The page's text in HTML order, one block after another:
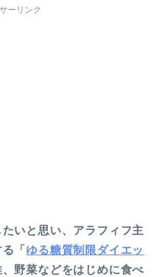
ーリンク
いと思い、アラフィフ主
「 ゆる糖質制限ダイエッ
、野菜などをはじめに食べ